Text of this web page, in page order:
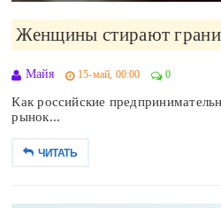
Женщины стирают
Майя 15-май, 00:00 0
Как российские
рынок...
ЧИТАТЬ